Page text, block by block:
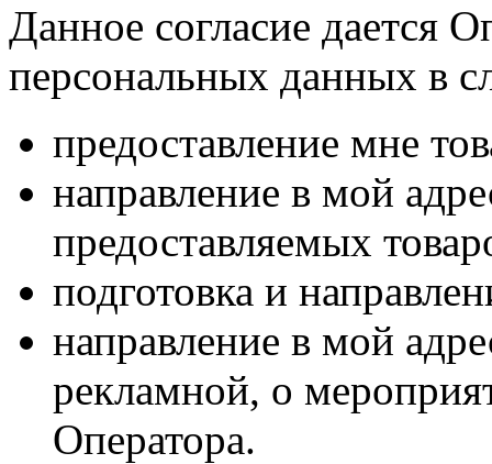
Данное согласие дается
персональных данных в
предоставление мне
направление в мой
предоставляемых
подготовка и
направление в мой
рекламной, о
Оператора.